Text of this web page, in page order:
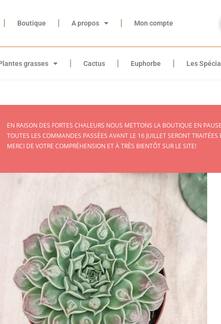
Boutique A propos Mon compte
grasses Cactus Euphorbe Les
EN RAISON DES FORTES CHALEURS NOUS METTONS LA BOUTIQUE EN
TOUTES LES COMMANDES PASSÉES AVANT LE 16 JUILLET SERONT TRAITÉES
MERCI DE VOTRE COMPRÉHENSION ET À TRÈS BIENTÔT SUR LE SITE!